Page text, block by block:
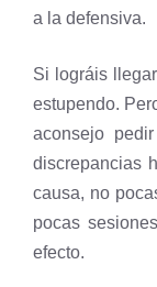
a la defensiva.
Si lográis
estupendo.
aconsejo
discrepancias
causa, no
pocas
efecto.